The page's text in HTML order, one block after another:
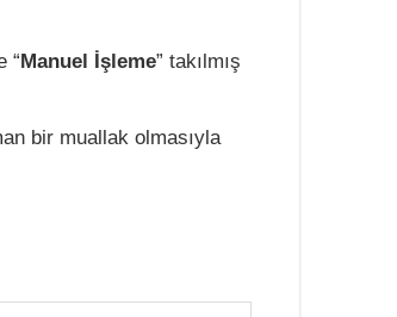
“Manuel İşleme” takılmış
bir muallak olmasıyla